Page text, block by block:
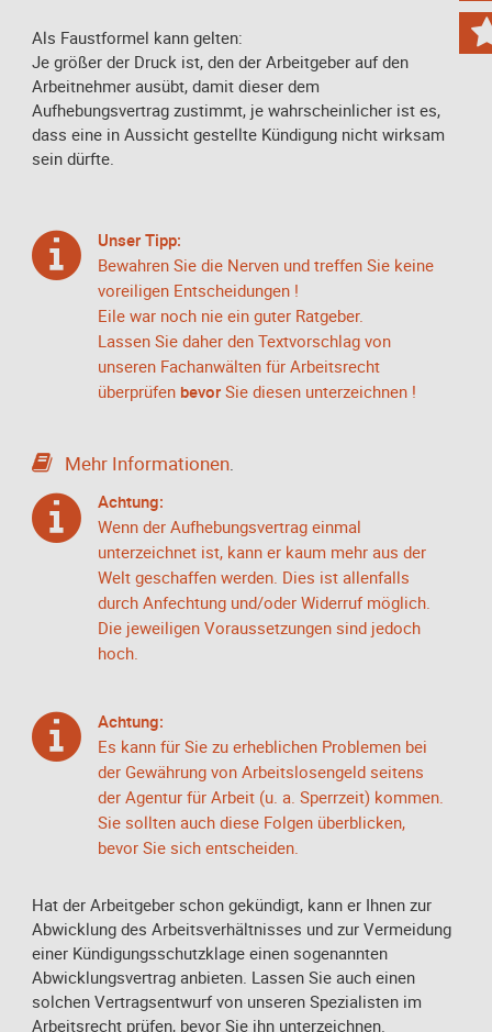
Als Faustformel kann gelten:
Je größer der Druck ist, den der Arbeitgeber auf den
Arbeitnehmer ausübt, damit dieser dem
Aufhebungsvertrag zustimmt, je wahrscheinlicher ist es,
dass eine in Aussicht gestellte Kündigung nicht wirksam
sein dürfte.
Unser Tipp:
Bewahren Sie die Nerven und treffen Sie keine
voreiligen Entscheidungen !
Eile war noch nie ein guter Ratgeber.
Lassen Sie daher den Textvorschlag von
unseren Fachanwälten für Arbeitsrecht
überprüfen bevorSie diesen unterzeichnen !
Mehr Informationen
Achtung:
Wenn der Aufhebungsvertrag einmal
unterzeichnet ist, kann er kaum mehr aus der
Welt geschaffen werden. Dies ist allenfalls
durch Anfechtung und/oder Widerruf möglich.
Die jeweiligen Voraussetzungen sind jedoch
hoch.
Achtung:
Es kann für Sie zu erheblichen Problemen bei
der Gewährung von Arbeitslosengeld seitens
der Agentur für Arbeit (u. a. Sperrzeit) kommen.
Sie sollten auch diese Folgen überblicken,
bevor Sie sich entscheiden.
Hat der Arbeitgeber schon gekündigt, kann er Ihnen zur
Abwicklung des Arbeitsverhältnisses und zur Vermeidung
einer Kündigungsschutzklage einen sogenannten
Abwicklungsvertrag anbieten. Lassen Sie auch einen
solchen Vertragsentwurf von unseren Spezialisten im
Arbeitsrecht prüfen, bevor Sie ihn unterzeichnen.